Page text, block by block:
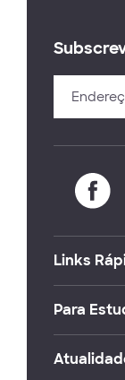
Links
Para